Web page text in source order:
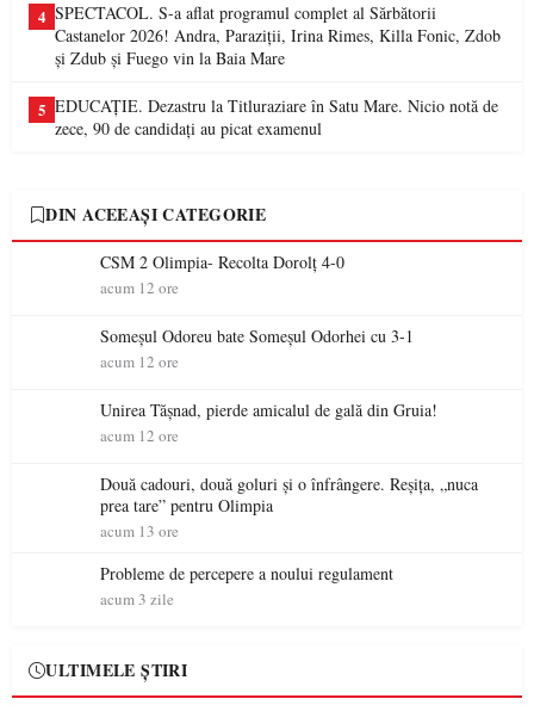
4 SPECTACOL. S-a aflat programul complet al Sărbătorii
Castanelor 2026! Andra, Paraziții, Irina Rimes, Killa Fonic, Zdob
și Zdub și Fuego vin la Baia Mare
5 EDUCAȚIE. Dezastru la Titluraziare în Satu Mare. Nicio notă de
zece, 90 de candidați au picat examenul
DIN ACEEAȘI CATEGORIE
CSM 2 Olimpia- Recolta Dorolț 4-0
acum 12 ore
Someșul Odoreu bate Someșul Odorhei cu 3-1
acum 12 ore
Unirea Tășnad, pierde amicalul de gală din Gruia!
acum 12 ore
Două cadouri, două goluri și o înfrângere. Reșița, „nuca
prea tare” pentru Olimpia
acum 13 ore
Probleme de percepere a noului regulament
acum 3 zile
ULTIMELE ȘTIRI